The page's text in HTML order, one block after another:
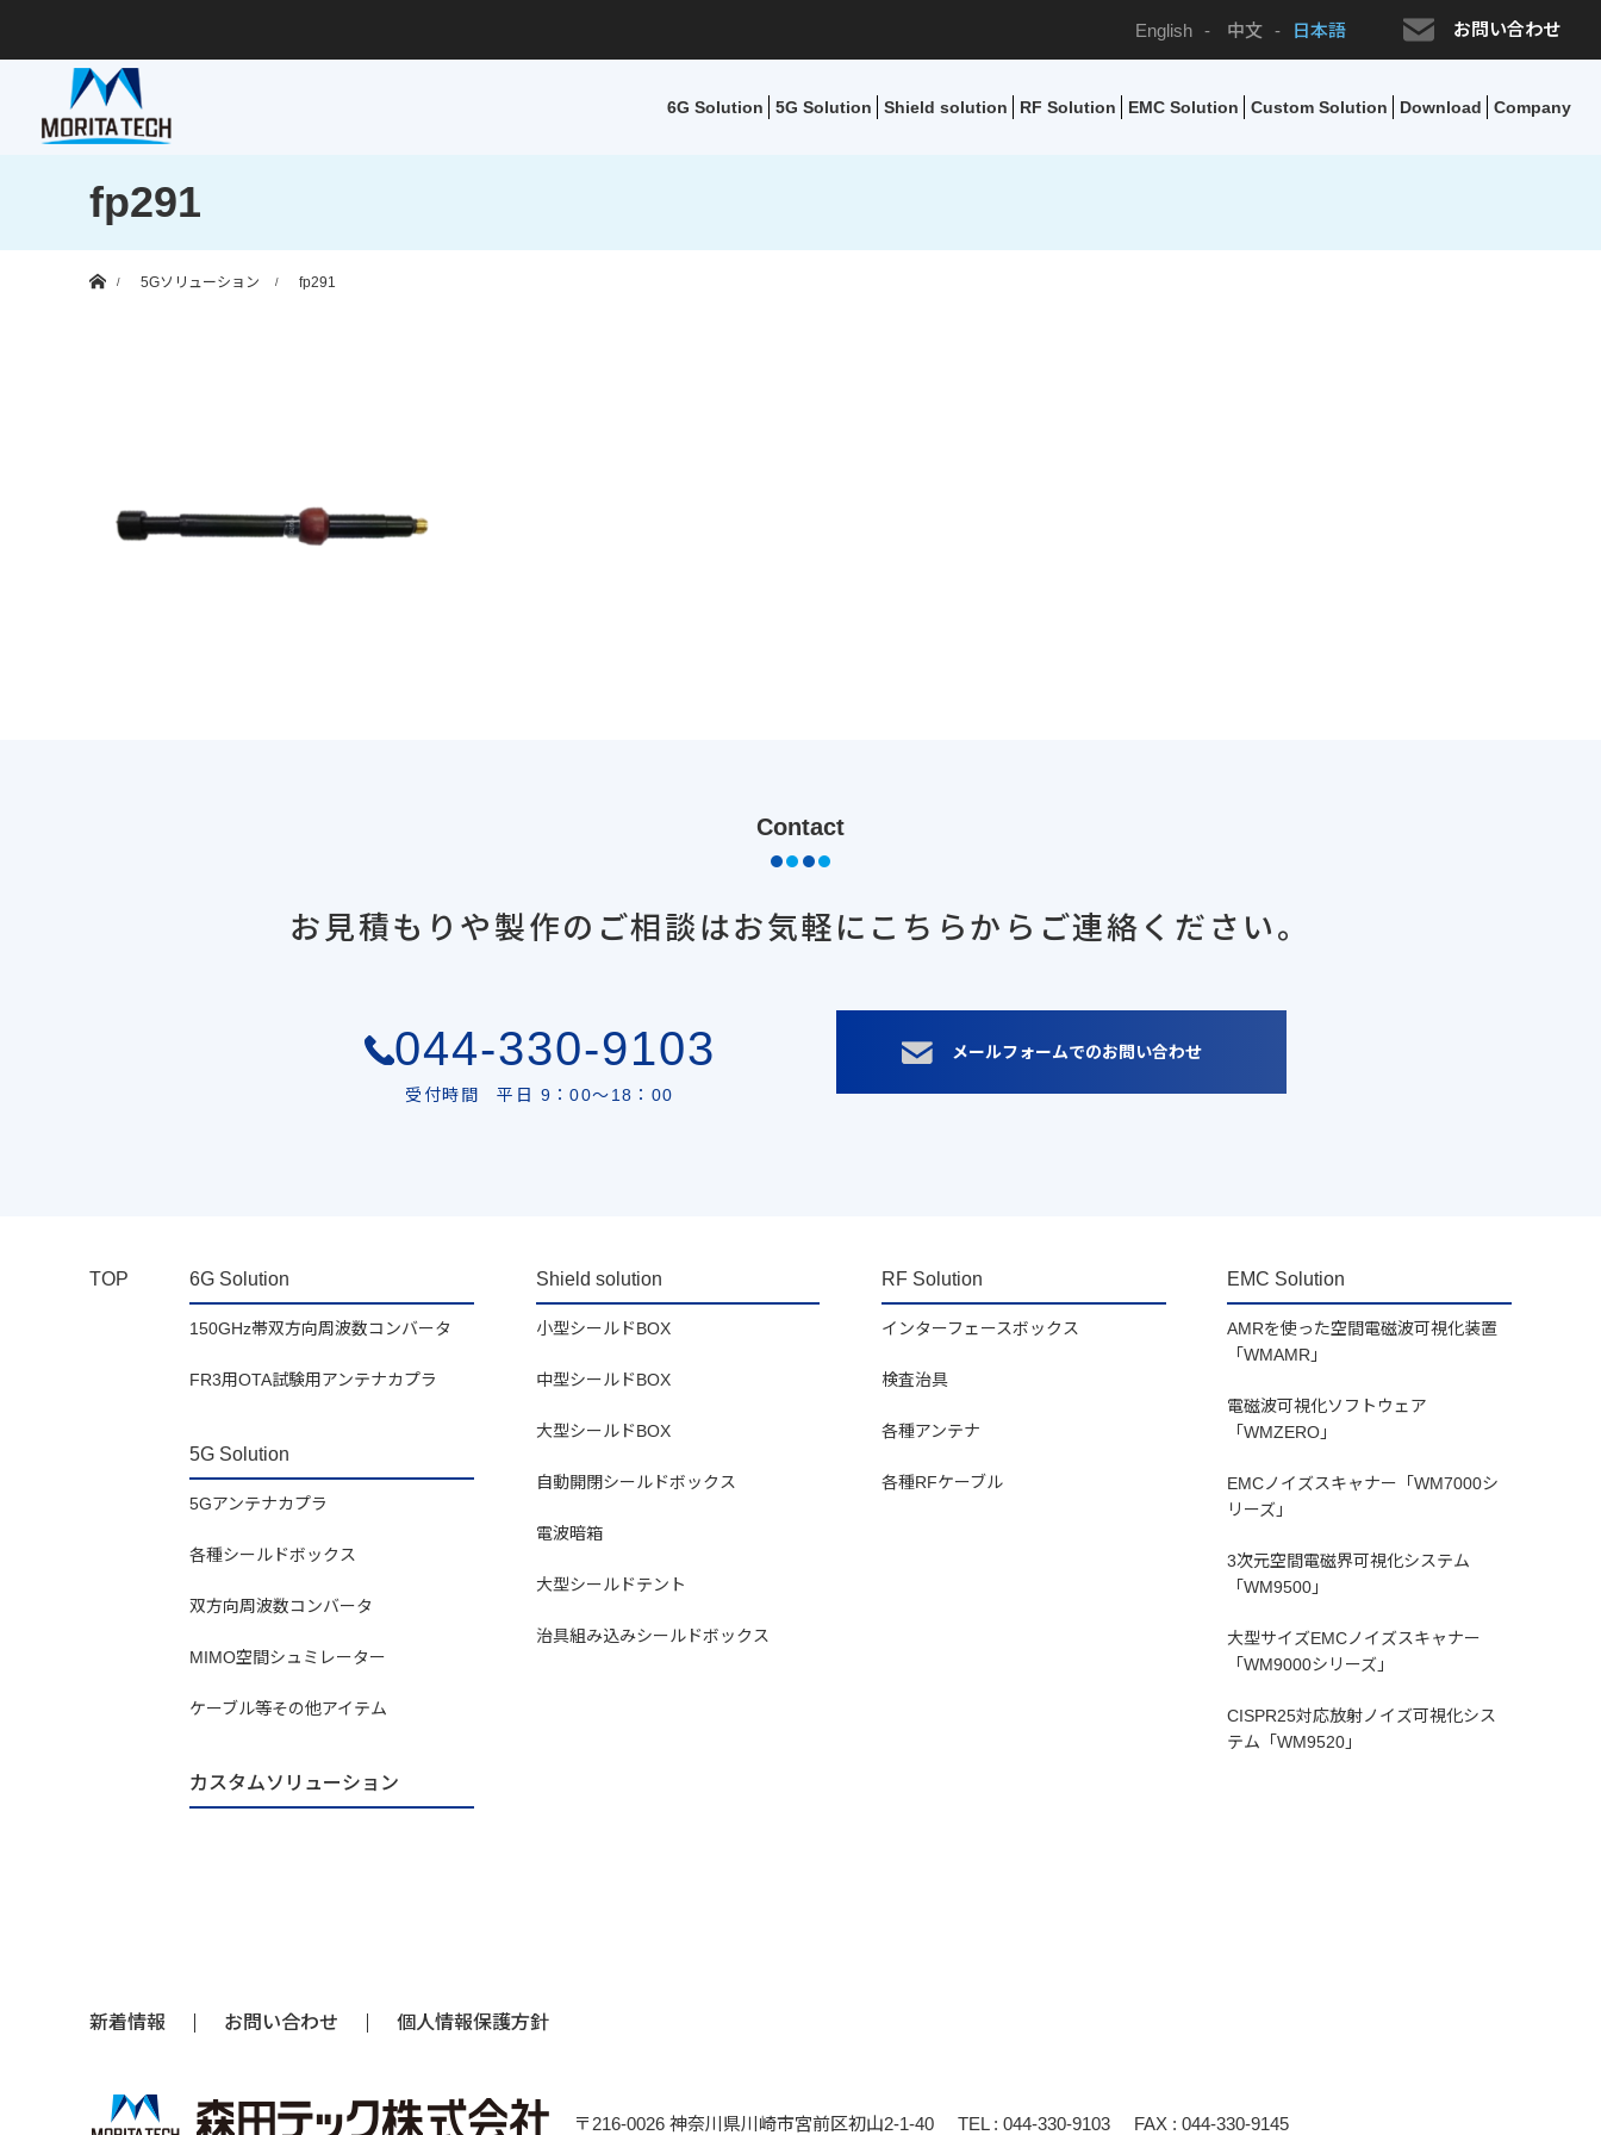
English - 中文 - 日本語 お問い合わせ
6G Solution 5G Solution Shield solution RF Solution EMC Solution Custom Solution Download Company
fp291
5Gソリューション
fp291
Contact
お見積もりや製作のご相談はお気軽にこちらからご連絡ください。
044-330-9103
受付時間 平日 9：00〜18：00
メールフォームでのお問い合わせ
TOP 6G Solution
150GHz帯双方向周波数コンバータ
FR3用OTA試験用アンテナカプラ
5G Solution
5Gアンテナカプラ
各種シールドボックス
双方向周波数コンバータ
MIMO空間シュミレーター
ケーブル等その他アイテム
カスタムソリューション
Shield solution
小型シールドBOX
中型シールドBOX
大型シールドBOX
自動開閉シールドボックス
電波暗箱
大型シールドテント
治具組み込みシールドボックス
RF Solution
インターフェースボックス
検査治具
各種アンテナ
各種RFケーブル
EMC Solution
AMRを使った空間電磁波可視化装置
「WMAMR」
電磁波可視化ソフトウェア
「WMZERO」
EMCノイズスキャナー「WM7000シ
リーズ」
3次元空間電磁界可視化システム
「WM9500」
大型サイズEMCノイズスキャナー
「WM9000シリーズ」
CISPR25対応放射ノイズ可視化シス
テム「WM9520」
新着情報 お問い合わせ 個人情報保護方針
〒216-0026 神奈川県川崎市宮前区初山2-1-40 TEL : 044-330-9103 FAX : 044-330-9145